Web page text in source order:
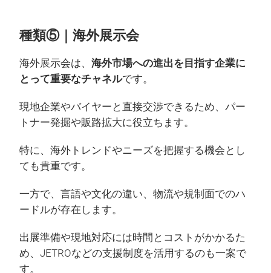
種類⑤｜海外展示会
海外展示会は、 海外市場への進出を目指す企業に
とって重要なチャネルです。
現地企業やバイヤーと直接交渉できるため、パー
トナー発掘や販路拡大に役立ちます。
特に、海外トレンドやニーズを把握する機会とし
ても貴重です。
一方で、言語や文化の違い、物流や規制面でのハ
ードルが存在します。
出展準備や現地対応には時間とコストがかかるた
め、JETROなどの支援制度を活用するのも一案で
す。